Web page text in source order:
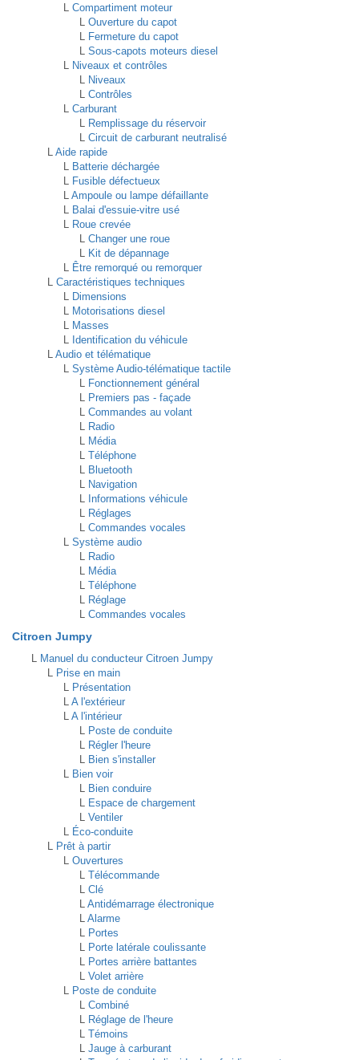
L Compartiment moteur
L Ouverture du capot
L Fermeture du capot
L Sous-capots moteurs diesel
L Niveaux et contrôles
L Niveaux
L Contrôles
L Carburant
L Remplissage du réservoir
L Circuit de carburant neutralisé
L Aide rapide
L Batterie déchargée
L Fusible défectueux
L Ampoule ou lampe défaillante
L Balai d'essuie-vitre usé
L Roue crevée
L Changer une roue
L Kit de dépannage
L Être remorqué ou remorquer
L Caractéristiques techniques
L Dimensions
L Motorisations diesel
L Masses
L Identification du véhicule
L Audio et télématique
L Système Audio-télématique tactile
L Fonctionnement général
L Premiers pas - façade
L Commandes au volant
L Radio
L Média
L Téléphone
L Bluetooth
L Navigation
L Informations véhicule
L Réglages
L Commandes vocales
L Système audio
L Radio
L Média
L Téléphone
L Réglage
L Commandes vocales
Citroen Jumpy
L Manuel du conducteur Citroen Jumpy
L Prise en main
L Présentation
L A l'extérieur
L A l'intérieur
L Poste de conduite
L Régler l'heure
L Bien s'installer
L Bien voir
L Bien conduire
L Espace de chargement
L Ventiler
L Éco-conduite
L Prêt à partir
L Ouvertures
L Télécommande
L Clé
L Antidémarrage électronique
L Alarme
L Portes
L Porte latérale coulissante
L Portes arrière battantes
L Volet arrière
L Poste de conduite
L Combiné
L Réglage de l'heure
L Témoins
L Jauge à carburant